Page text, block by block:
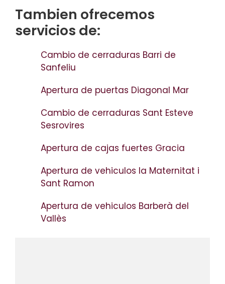
Tambien ofrecemos
servicios de:
Cambio de cerraduras Barri de
Sanfeliu
Apertura de puertas Diagonal Mar
Cambio de cerraduras Sant Esteve
Sesrovires
Apertura de cajas fuertes Gracia
Apertura de vehiculos la Maternitat i
Sant Ramon
Apertura de vehiculos Barberà del
Vallès